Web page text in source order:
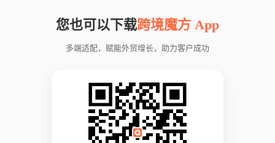
您也可以下载跨境魔方 App
多端适配，赋能外贸增长，助力客户成功